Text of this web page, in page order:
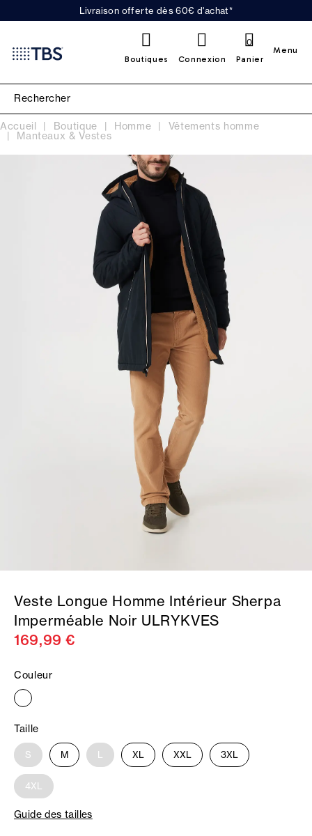
Livraison offerte dès 60€ d'achat*
Boutiques Connexion Panier
0
Menu
Accueil Boutique Homme Vêtements homme
Manteaux & Vestes
Veste Longue Homme Intérieur Sherpa
Imperméable Noir ULRYKVES
169,99 €
Couleur
Taille
S M L XL XXL 3XL
4XL
Guide des tailles